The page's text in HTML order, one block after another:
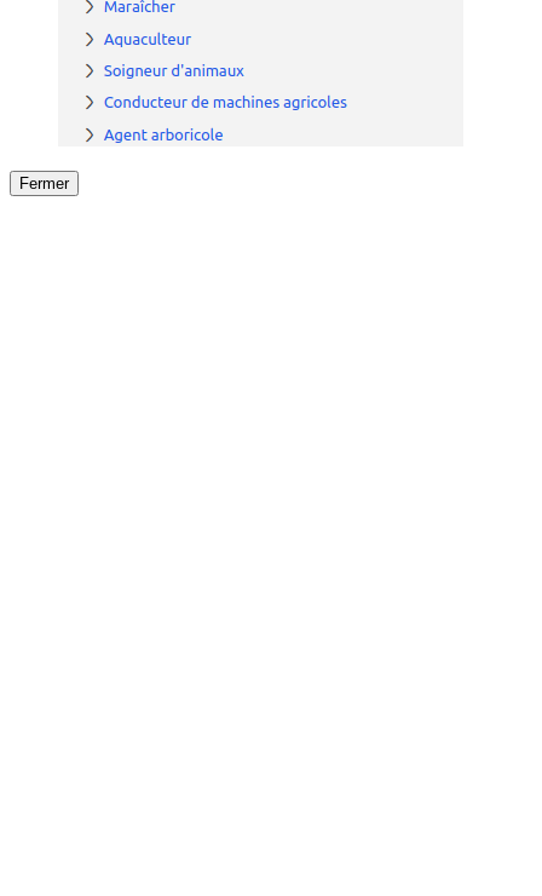
Fermer